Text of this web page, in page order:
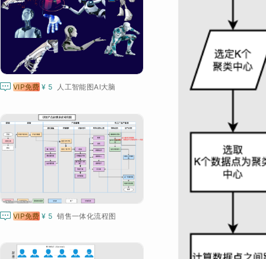
 VIP免费 ¥ 5 人工智能图AI大脑
 VIP免费 ¥ 5 销售一体化流程图